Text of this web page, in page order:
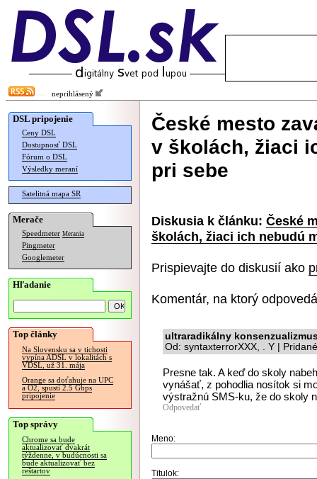
neprihlásený
DSL pripojenie
Ceny DSL
Dostupnosť DSL
Fórum o DSL
Výsledky meraní
Satelitná mapa SR
Merače
Speedmeter Merania
Pingmeter
Googlemeter
Hľadanie
Top články
Na Slovensku sa v tichosti
vypína ADSL v lokalitách s
VDSL, už 31. mája
Orange sa doťahuje na UPC
a O2, spustí 2.5 Gbps
pripojenie
Top správy
Chrome sa bude
aktualizovať dvakrát
týždenne, v budúcnosti sa
bude aktualizovať bez
reštartov
České mesto
v školách, žiaci
pri sebe
Diskusia k článku: České
školách, žiaci ich nebudú
Prispievajte do diskusií ako
Komentár, na ktorý
ultraradikálny
Od: syntaxterrorXXX, . Y |
Presne tak. A keď do skoly
vynášať, z pohodlia nosítok si
výstražnú SMS-ku, že do skoly
Odpovedať
Meno:
Titulok: